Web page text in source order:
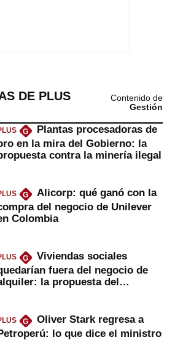
DE PLUS
Contenido de
Gestión
G
Plantas procesadoras de
en la mira del Gobierno: la
contra la minería ilegal
G
Alicorp: qué ganó con la
del negocio de Unilever
Colombia
G
Viviendas sociales
fuera del negocio de
la propuesta del
G
Oliver Stark regresa a
lo que dice el ministro